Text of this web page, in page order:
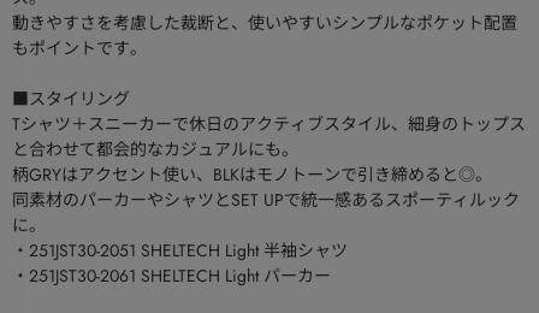
動きやすさを考慮した裁断と、使いやすいシンプルなポケット配置
もポイントです。
■スタイリング
Tシャツ＋スニーカーで休日のアクティブスタイル、細身のトップス
と合わせて都会的なカジュアルにも。
柄GRYはアクセント使い、BLKはモノトーンで引き締めると◎。
同素材のパーカーやシャツとSET UPで統一感あるスポーティルック
に。
・251JST30-2051 SHELTECH Light 半袖シャツ
・251JST30-2061 SHELTECH Light パーカー